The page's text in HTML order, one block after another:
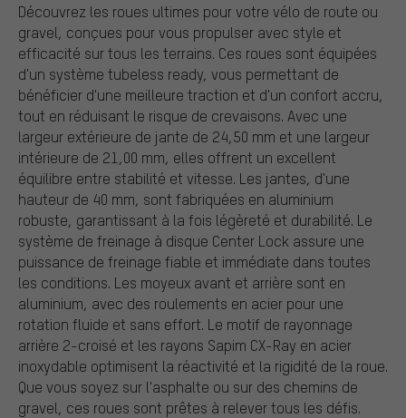
Découvrez les roues ultimes pour votre vélo de route ou
gravel, conçues pour vous propulser avec style et
efficacité sur tous les terrains. Ces roues sont équipées
d'un système tubeless ready, vous permettant de
bénéficier d'une meilleure traction et d'un confort accru,
tout en réduisant le risque de crevaisons. Avec une
largeur extérieure de jante de 24,50 mm et une largeur
intérieure de 21,00 mm, elles offrent un excellent
équilibre entre stabilité et vitesse. Les jantes, d'une
hauteur de 40 mm, sont fabriquées en aluminium
robuste, garantissant à la fois légèreté et durabilité. Le
système de freinage à disque Center Lock assure une
puissance de freinage fiable et immédiate dans toutes
les conditions. Les moyeux avant et arrière sont en
aluminium, avec des roulements en acier pour une
rotation fluide et sans effort. Le motif de rayonnage
arrière 2-croisé et les rayons Sapim CX-Ray en acier
inoxydable optimisent la réactivité et la rigidité de la roue.
Que vous soyez sur l'asphalte ou sur des chemins de
gravel, ces roues sont prêtes à relever tous les défis.